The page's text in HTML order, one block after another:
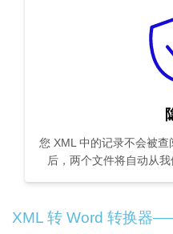
您 XML 中的记录不会被
后，两个文件将自动从
XML 转 Word 转换器